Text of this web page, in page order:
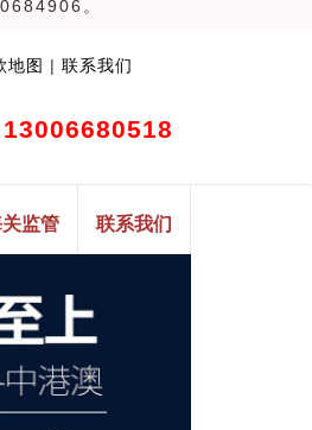
。
地图 | 联系我们
13006680518
监管 联系我们